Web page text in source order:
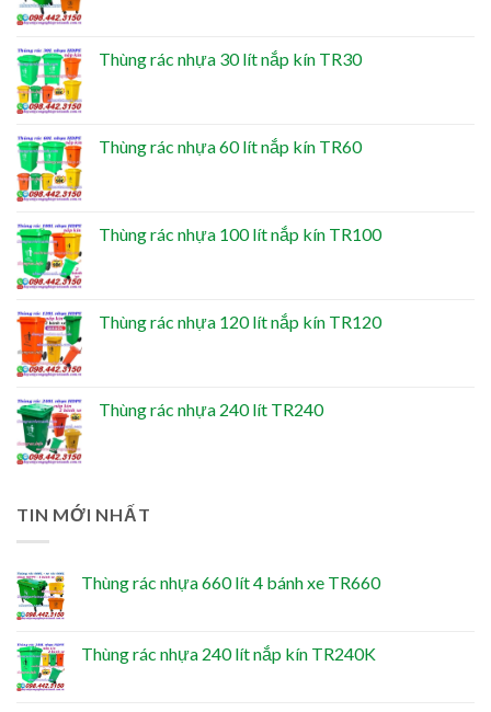
Thùng rác nhựa 30 lít nắp kín TR30
Thùng rác nhựa 60 lít nắp kín TR60
Thùng rác nhựa 100 lít nắp kín TR100
Thùng rác nhựa 120 lít nắp kín TR120
Thùng rác nhựa 240 lít TR240
TIN MỚI NHẤT
Thùng rác nhựa 660 lít 4 bánh xe TR660
Thùng rác nhựa 240 lít nắp kín TR240K